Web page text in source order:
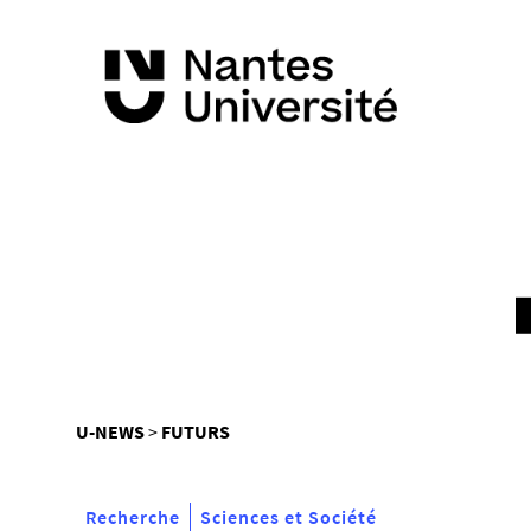
Vous
U-NEWS FUTURS
Recherche Sciences et Société